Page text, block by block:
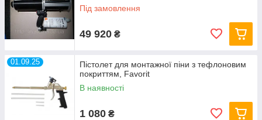
Під замовлення
49 920 ₴
01.09.25
Пістолет для монтажної піни з тефлоновим
покриттям, Favorit
В наявності
1 080 ₴